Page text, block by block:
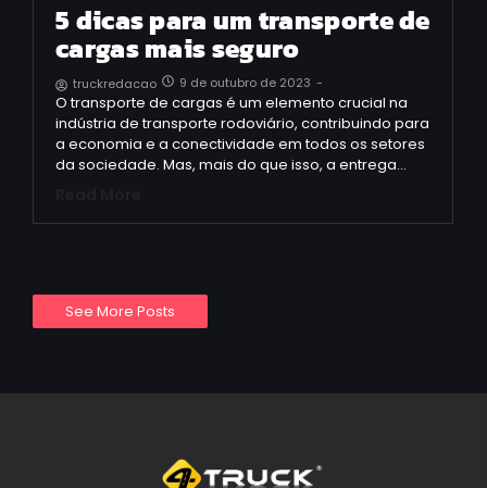
5 dicas para um transporte de
cargas mais seguro
truckredacao 9 de outubro de 2023 -
O transporte de cargas é um elemento crucial na
indústria de transporte rodoviário, contribuindo para
a economia e a conectividade em todos os setores
da sociedade. Mas, mais do que isso, a entrega…
See More Posts